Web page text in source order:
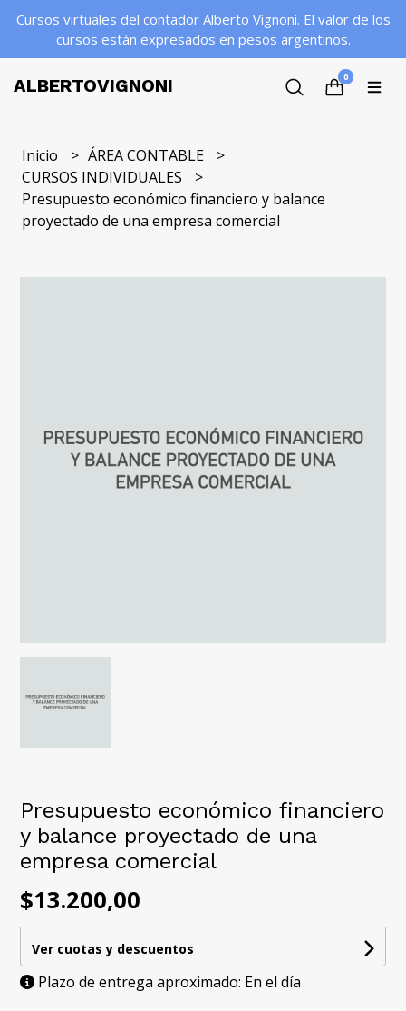
Cursos virtuales del contador Alberto Vignoni. El valor de los
cursos están expresados en pesos argentinos.
ALBERTOVIGNONI 0
Inicio
ÁREA CONTABLE
CURSOS INDIVIDUALES
Presupuesto económico financiero y balance
proyectado de una empresa comercial
Presupuesto económico financiero
y balance proyectado de una
empresa comercial
$13.200,00
Ver cuotas y descuentos
Plazo de entrega aproximado: En el día